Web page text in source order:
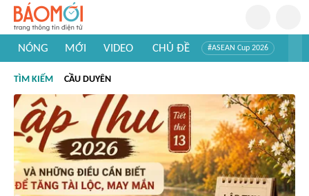
NÓNG MỚI VIDEO CHỦ ĐỀ #ASEAN Cup 2026
#Khám phá thế giới
TÌM KIẾM CẦU DUYÊN